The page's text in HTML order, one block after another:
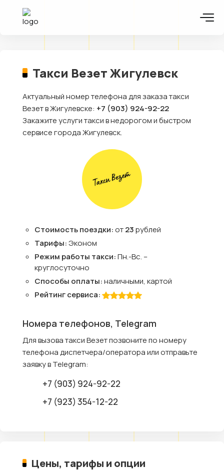
Такси Везет Жигулевск
Актуальный номер телефона для заказа такси
Везет в Жигулевске: +7 (903) 924-92-22
Закажите услуги такси в недорогом и быстром
сервисе города Жигулевск.
Стоимость поездки:от23рублей
Тарифы:Эконом
Режим работы такси:Пн.-Вс. –
круглосуточно
Способы оплаты:наличными, картой
Рейтинг сервиса:
Номера телефонов, Telegram
Для вызова такси Везет позвоните по номеру
телефона диспетчера/оператора или отправьте
заявку в Telegram:
+7 (903) 924-92-22
+7 (923) 354-12-22
Цены, тарифы и опции